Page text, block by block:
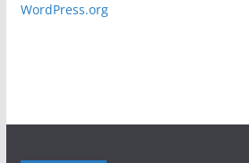
WordPress.org